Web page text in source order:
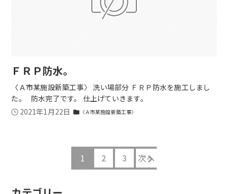
ＦＲＰ防水。
〈Ａ市某施設新築工事〉 洗い場部分 ＦＲＰ防水を施工しまし
た。 防水完了です。 仕上げていきます。
2021年1月22日 folder 〈Ａ市某施設新築工事〉
1 2 3 次へ